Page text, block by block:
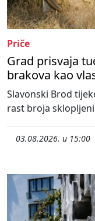
Priče
Grad prisvaja
brakova kao
Slavonski Brod
rast broja
03.08.2026. u 15:00